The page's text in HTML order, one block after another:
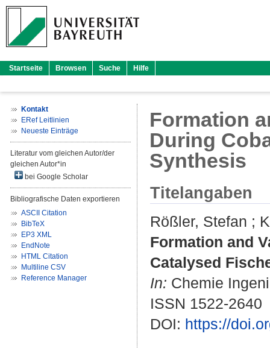
Startseite Browsen Suche Hilfe
Kontakt
ERef Leitlinien
Neueste Einträge
Literatur vom gleichen Autor/der
gleichen Autor*in
bei Google Scholar
Bibliografische Daten exportieren
ASCII Citation
BibTeX
EP3 XML
EndNote
HTML Citation
Multiline CSV
Reference Manager
Formation
During
Synthesis
Titelangaben
Rößler, Stefan ;
Formation and
Catalysed
In: Chemie
ISSN 1522-2640
DOI: https://